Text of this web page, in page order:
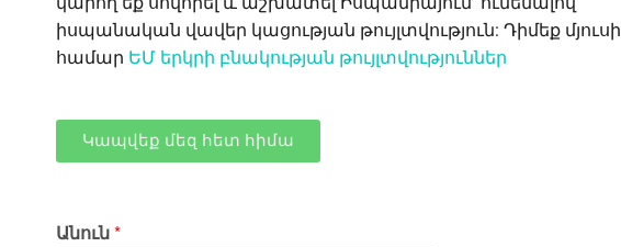
իսպանական վավեր կացության թույլտվություն: Դիմեք մյուսի
համար ԵՄ երկրի բնակության թույլտվություններ
Կապվեք մեզ հետ հիմա
Անուն*